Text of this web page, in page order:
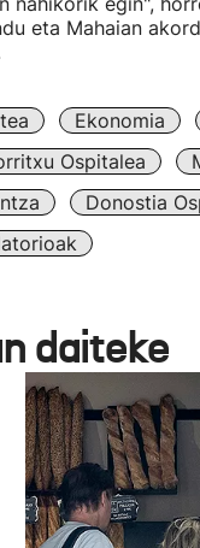
eta Mahaian
Ekonomia
Ospitalea
Donostia
daiteke